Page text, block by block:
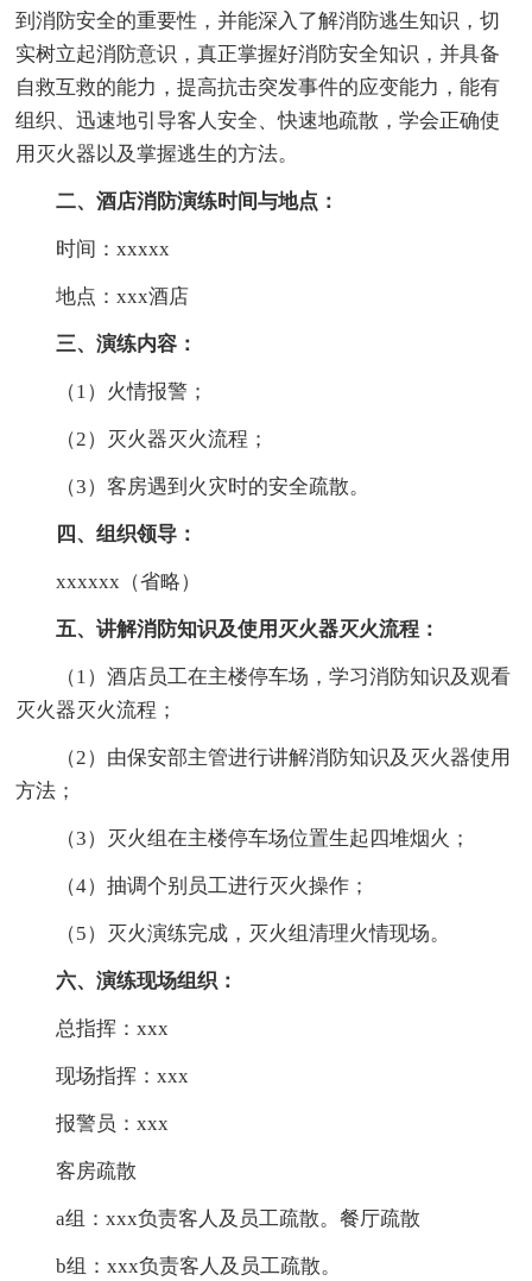
到消防安全的重要性，并能深入了解消防逃生知识，切
实树立起消防意识，真正掌握好消防安全知识，并具备
自救互救的能力，提高抗击突发事件的应变能力，能有
组织、迅速地引导客人安全、快速地疏散，学会正确使
用灭火器以及掌握逃生的方法。
二、酒店消防演练时间与地点：
时间：xxxxx
地点：xxx酒店
三、演练内容：
（1）火情报警；
（2）灭火器灭火流程；
（3）客房遇到火灾时的安全疏散。
四、组织领导：
xxxxxx（省略）
五、讲解消防知识及使用灭火器灭火流程：
（1）酒店员工在主楼停车场，学习消防知识及观看
灭火器灭火流程；
（2）由保安部主管进行讲解消防知识及灭火器使用
方法；
（3）灭火组在主楼停车场位置生起四堆烟火；
（4）抽调个别员工进行灭火操作；
（5）灭火演练完成，灭火组清理火情现场。
六、演练现场组织：
总指挥：xxx
现场指挥：xxx
报警员：xxx
客房疏散
a组：xxx负责客人及员工疏散。餐厅疏散
b组：xxx负责客人及员工疏散。